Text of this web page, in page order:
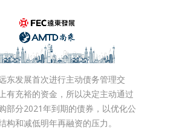
东发展首次进行主动债务管理交
有充裕的资金，所以决定主动通过
部分2021年到期的债券，以优化公
构和减低明年再融资的压力。